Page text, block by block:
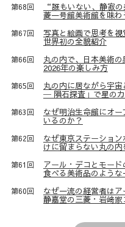
第68回 “誰もいない、静寂
菱一号館美術館を味
第67回 写真と絵画で思考を
世界初の全貌紹介
第66回 丸の内で、日本美術
2026年の楽しみ方
第65回 丸の内に居ながら宇
─ 隕石探査」で星の
第63回 なぜ明治生命館にオ
いるのか？
第62回 なぜ東京ステーショ
けに留まらない丸の
第61回 アール・デコとモー
食べる美術品のような
第60回 なぜ一流の経営者は
静嘉堂の三菱・岩﨑家